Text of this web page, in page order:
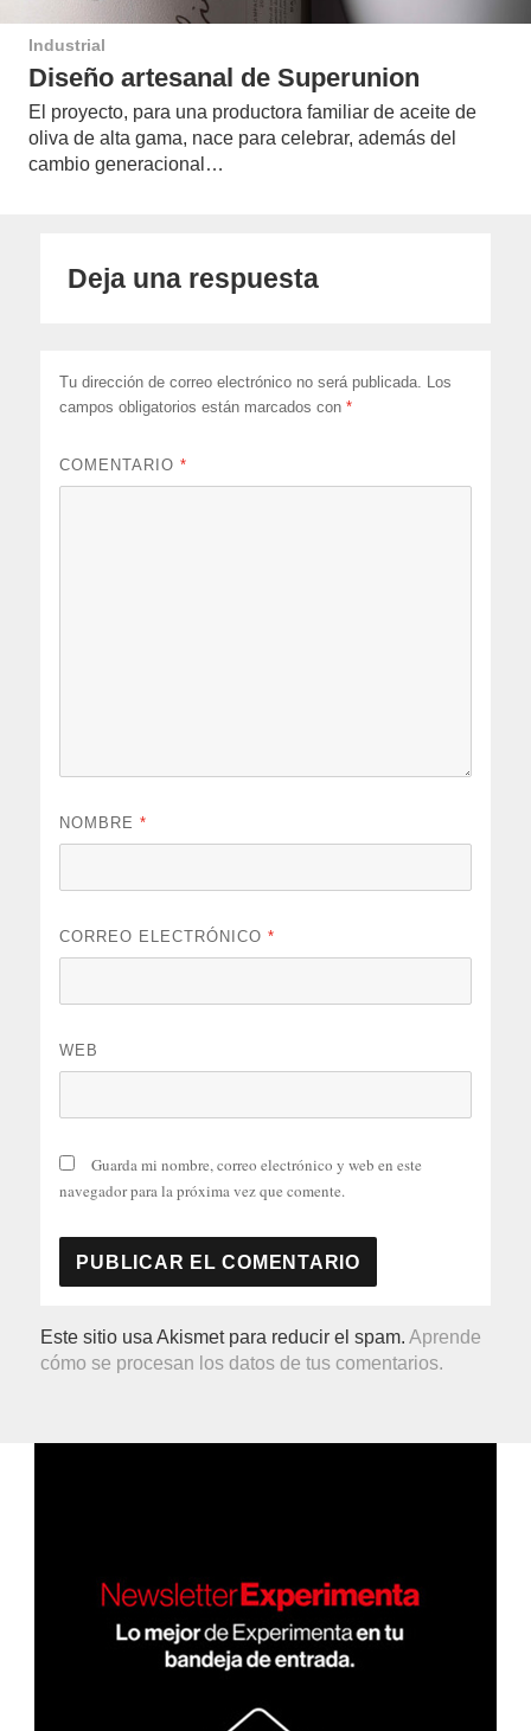
Industrial
Diseño artesanal de Superunion
El proyecto, para una productora familiar de aceite de
oliva de alta gama, nace para celebrar, además del
cambio generacional…
Deja una respuesta
Tu dirección de correo electrónico no será publicada. Los
campos obligatorios están marcados con*
COMENTARIO*
NOMBRE*
CORREO ELECTRÓNICO*
WEB
Guarda mi nombre, correo electrónico y web en este
navegador para la próxima vez que comente.
Este sitio usa Akismet para reducir el spam.Aprende
cómo se procesan los datos de tus comentarios.